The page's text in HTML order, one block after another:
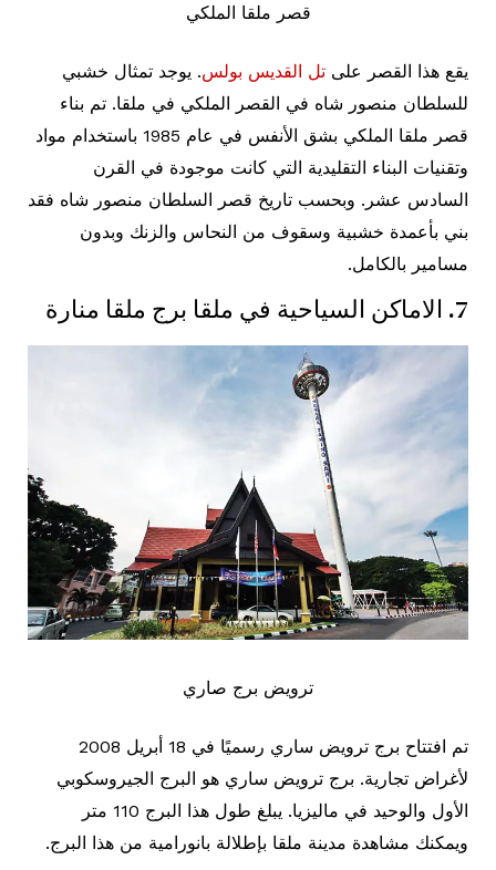
قصر ملقا الملكي
يقع هذا القصر على تل القديس بولس. يوجد تمثال خشبي
للسلطان منصور شاه في القصر الملكي في ملقا. تم بناء
قصر ملقا الملكي بشق الأنفس في عام 1985 باستخدام مواد
وتقنيات البناء التقليدية التي كانت موجودة في القرن
السادس عشر. وبحسب تاريخ قصر السلطان منصور شاه فقد
بني بأعمدة خشبية وسقوف من النحاس والزنك وبدون
مسامير بالكامل.
7. الاماكن السياحية في ملقا برج ملقا منارة
ترويض برج صاري
تم افتتاح برج ترويض ساري رسميًا في 18 أبريل 2008
لأغراض تجارية. برج ترويض ساري هو البرج الجيروسكوبي
الأول والوحيد في ماليزيا. يبلغ طول هذا البرج 110 متر
ويمكنك مشاهدة مدينة ملقا بإطلالة بانورامية من هذا البرج.